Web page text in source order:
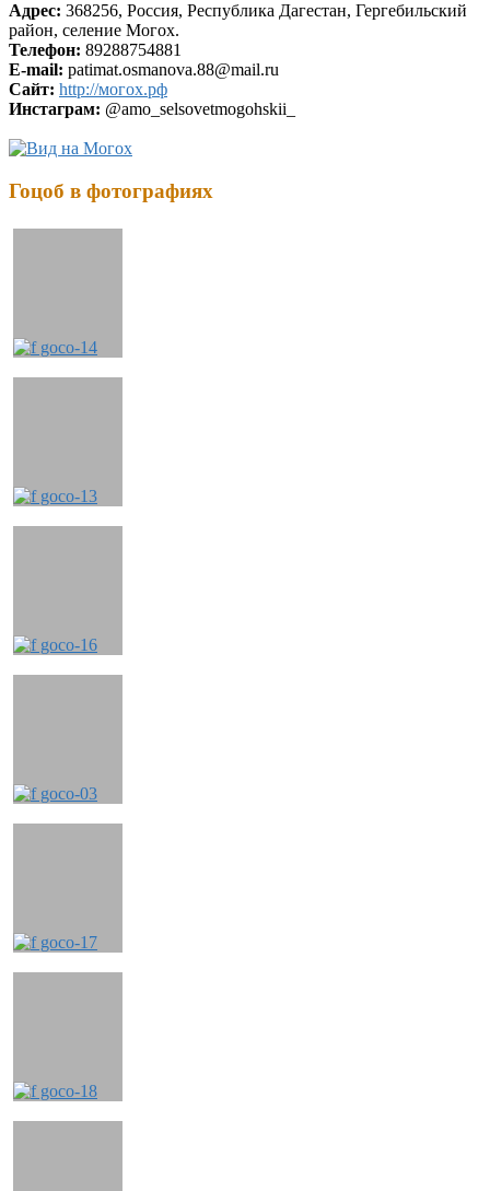
Адрес: 368256, Россия, Республика Дагестан, Гергебильский
район, селение Могох.
Телефон: 89288754881
E-mail: patimat.osmanova.88@mail.ru
Сайт: http://могох.рф
Инстаграм: @amo_selsovetmogohskii_
Гоцоб в фотографиях